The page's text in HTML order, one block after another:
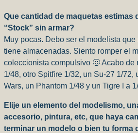
Que cantidad de maquetas estimas
“Stock” sin armar?
Muy pocas. Debo ser el modelista
tiene almacenadas. Siento romper el
coleccionista compulsivo 🙂 Acabo de
1/48, otro Spitfire 1/32, un Su-27 1/72,
Wars, un Phantom 1/48 y un Tigre I a
Elije un elemento del modelismo,
accesorio, pintura, etc, que haya
terminar un modelo o bien tu forma